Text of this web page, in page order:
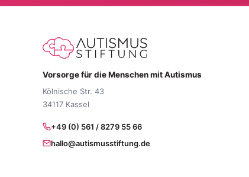
Vorsorge für die Menschen mit Autismus
Kölnische Str. 43
34117 Kassel
+49 (0) 561 / 8279 55 66
hallo@autismusstiftung.de